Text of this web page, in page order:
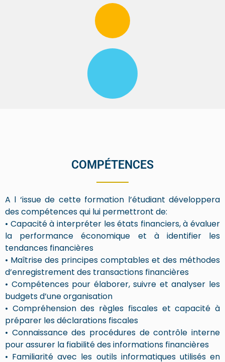
COMPÉTENCES
A l ‘issue de cette formation l’étudiant développera
des compétences qui lui permettront de:
• Capacité à interpréter les états financiers, à évaluer
la performance économique et à identifier les
tendances financières
• Maîtrise des principes comptables et des méthodes
d’enregistrement des transactions financières
• Compétences pour élaborer, suivre et analyser les
budgets d’une organisation
• Compréhension des règles fiscales et capacité à
préparer les déclarations fiscales
• Connaissance des procédures de contrôle interne
pour assurer la fiabilité des informations financières
• Familiarité avec les outils informatiques utilisés en